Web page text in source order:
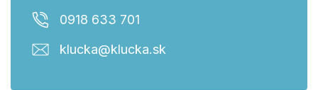
0918 633 701
klucka@klucka.sk